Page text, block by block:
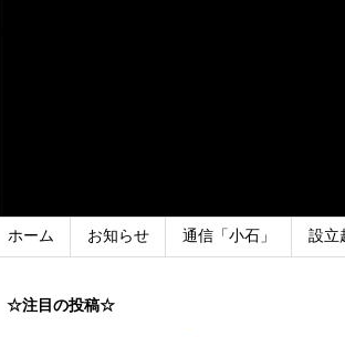
ホーム お知らせ 通信「小石」 設立
☆注目の投稿☆